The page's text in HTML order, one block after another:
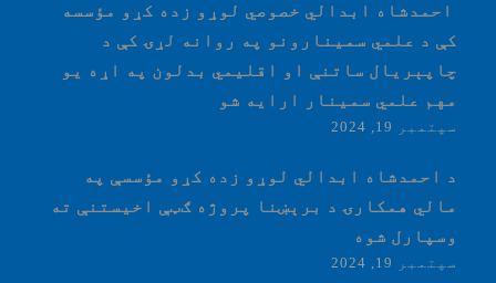
‏‎ احمدشاه ابدالي خصوصي لوړو زده کړو مؤسسه
کې د علمي سمینارونو په روانه لړۍ کې د
چاپېریال ساتنې او اقلیمي بدلون په اړه یو
مهم علمي سمینار ارایه شو
سپتمبر 19, 2024
د احمدشاه ابدالي لوړو زده کړو مؤسسې په
مالي همکارۍ د برېښنا پروژه ګټې اخیستنې ته
وسپارل شوه
سپتمبر 19, 2024